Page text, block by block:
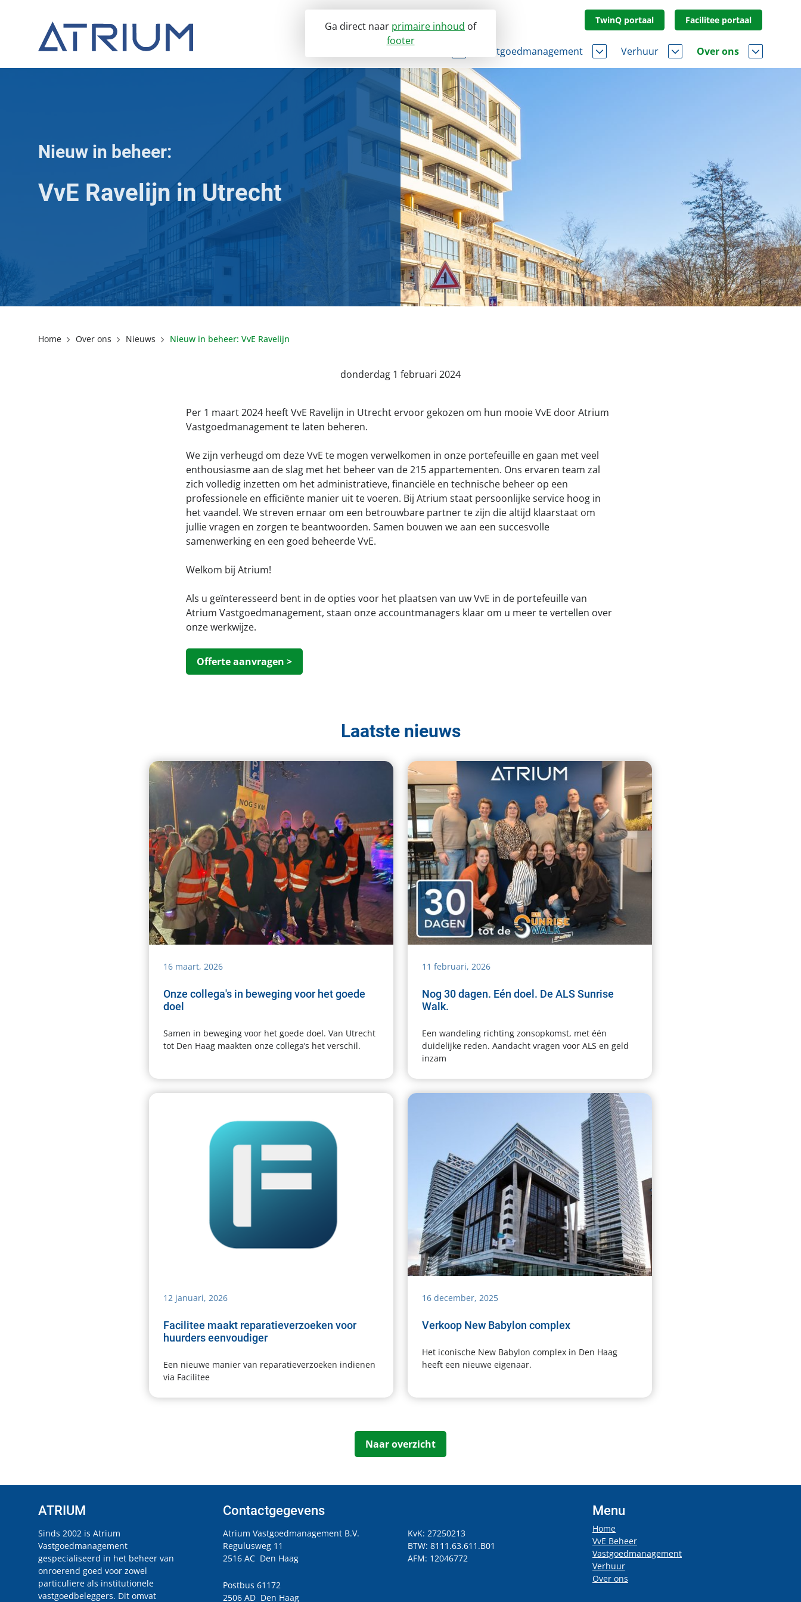
Ga direct naar primaire inhoud of
footer
TwinQ portaal Facilitee portaal
Ons VvE Beheer
VvE Dienstverlening
Assurantiën dienstenwijzer
Portaal toegang
Vastgoedmanagement
Bedrijfsonroerendgoed
Winkelvastgoed
Onderwijsvastgoed
Verhuur Over ons
Klachten & Suggesties
Locatie en route
Nieuw in beheer:
VvE Ravelijn in Utrecht
Home Over ons Nieuws Nieuw in beheer: VvE Ravelijn
donderdag 1 februari 2024
Per 1 maart 2024 heeft VvE Ravelijn in Utrecht ervoor gekozen om hun mooie VvE door Atrium
Vastgoedmanagement te laten beheren.
We zijn verheugd om deze VvE te mogen verwelkomen in onze portefeuille en gaan met veel
enthousiasme aan de slag met het beheer van de 215 appartementen. Ons ervaren team zal
zich volledig inzetten om het administratieve, financiële en technische beheer op een
professionele en efficiënte manier uit te voeren. Bij Atrium staat persoonlijke service hoog in
het vaandel. We streven ernaar om een betrouwbare partner te zijn die altijd klaarstaat om
jullie vragen en zorgen te beantwoorden. Samen bouwen we aan een succesvolle
samenwerking en een goed beheerde VvE.
Welkom bij Atrium!
Als u geïnteresseerd bent in de opties voor het plaatsen van uw VvE in de portefeuille van
Atrium Vastgoedmanagement, staan onze accountmanagers klaar om u meer te vertellen over
onze werkwijze.
Offerte aanvragen >
Laatste nieuws
16 maart, 2026
Onze collega's in beweging voor het goede
doel
Samen in beweging voor het goede doel. Van Utrecht
tot Den Haag maakten onze collega’s het verschil.
11 februari, 2026
Nog 30 dagen. Eén doel. De ALS Sunrise
Walk.
Een wandeling richting zonsopkomst, met één
duidelijke reden. Aandacht vragen voor ALS en geld
inzam
12 januari, 2026
Facilitee maakt reparatieverzoeken voor
huurders eenvoudiger
Een nieuwe manier van reparatieverzoeken indienen
via Facilitee
16 december, 2025
Verkoop New Babylon complex
Het iconische New Babylon complex in Den Haag
heeft een nieuwe eigenaar.
Naar overzicht
ATRIUM
Sinds 2002 is Atrium
Vastgoedmanagement
gespecialiseerd in het beheer van
onroerend goed voor zowel
particuliere als institutionele
vastgoedbeleggers. Dit omvat
Contactgegevens
Atrium Vastgoedmanagement B.V.
Regulusweg 11
2516 AC Den Haag
Postbus 61172
2506 AD Den Haag
KvK: 27250213
BTW: 8111.63.611.B01
AFM: 12046772
Menu
Home
VvE Beheer
Vastgoedmanagement
Verhuur
Over ons